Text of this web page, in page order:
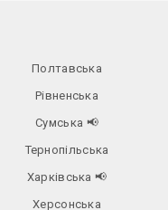
Полтавська
Рівненська
Сумська 📢
Тернопільська
Харківська 📢
Херсонська